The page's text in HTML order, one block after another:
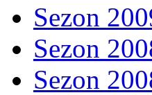
Sezon
Sezon
Sezon